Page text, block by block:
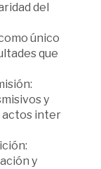
del
único
que
y
actos inter
y